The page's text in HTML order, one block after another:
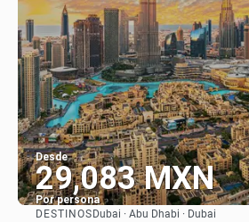
Desde
29,083 MXN
Por persona
DESTINOS Dubai · Abu Dhabi · Dubai